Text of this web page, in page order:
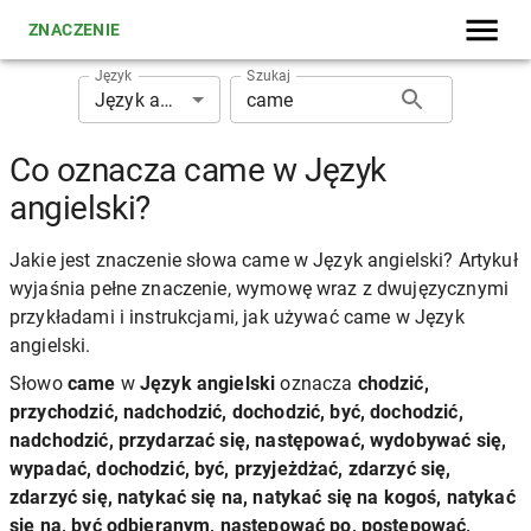
ZNACZENIE
Język
Język angielski
Szukaj
Co oznacza came w Język
angielski?
Jakie jest znaczenie słowa came w Język angielski? Artykuł
wyjaśnia pełne znaczenie, wymowę wraz z dwujęzycznymi
przykładami i instrukcjami, jak używać came w Język
angielski.
Słowo came w Język angielski oznacza chodzić,
przychodzić, nadchodzić, dochodzić, być, dochodzić,
nadchodzić, przydarzać się, następować, wydobywać się,
wypadać, dochodzić, być, przyjeżdżać, zdarzyć się,
zdarzyć się, natykać się na, natykać się na kogoś, natykać
się na, być odbieranym, następować po, postępować,